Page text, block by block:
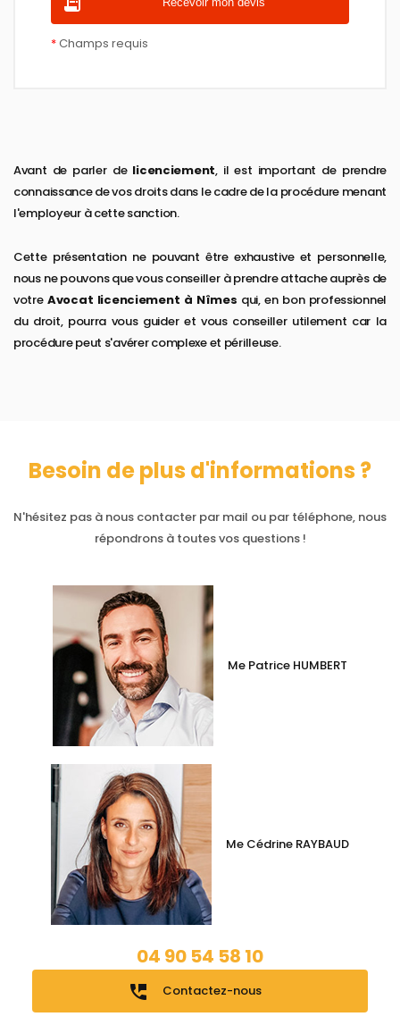
*Champs requis
Avant de parler de licenciement, il est important de prendre
connaissance de vos droits dans le cadre de la procédure menant
l'employeur à cette sanction.
Cette présentation ne pouvant être exhaustive et personnelle,
nous ne pouvons que vous conseiller à prendre attache auprès de
votreAvocat licenciement à Nîmes qui, en bon professionnel
du droit, pourra vous guider et vous conseiller utilement car la
procédure peut s'avérer complexe et périlleuse.
Besoin de plus d'informations ?
N'hésitez pas à nous contacter par mail ou par téléphone, nous
répondrons à toutes vos questions !
Me Patrice HUMBERT
Me Cédrine RAYBAUD
04 90 54 58 10
perm_phone_msg Contactez-nous